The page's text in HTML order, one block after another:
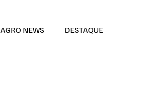
AGRO NEWS DESTAQUE